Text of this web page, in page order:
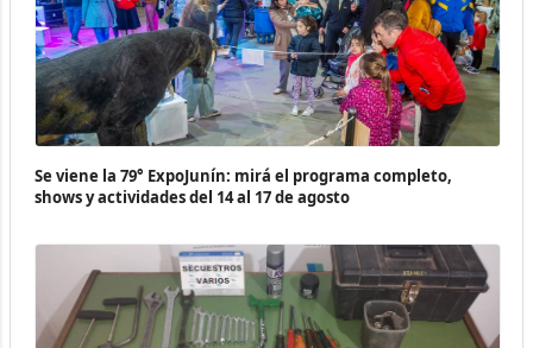
Se viene la 79° ExpoJunín: mirá el programa completo,
shows y actividades del 14 al 17 de agosto